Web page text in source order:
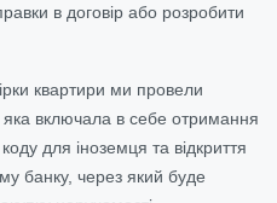
в договір або розробити
квартири ми провели
яка включала в себе отримання
для іноземця та відкриття
банку, через який буде